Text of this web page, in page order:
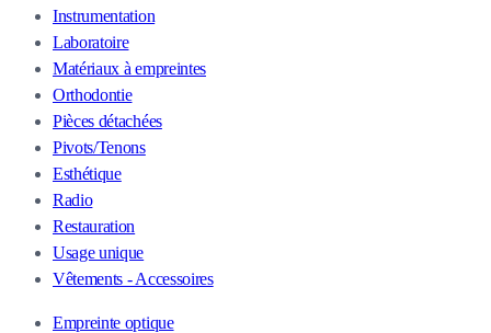
Instrumentation
Laboratoire
Matériaux à empreintes
Orthodontie
Pièces détachées
Pivots/Tenons
Esthétique
Radio
Restauration
Usage unique
Vêtements - Accessoires
Empreinte optique